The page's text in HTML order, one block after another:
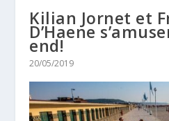
Kilian Jornet et
D’Haene
end!
20/05/2019